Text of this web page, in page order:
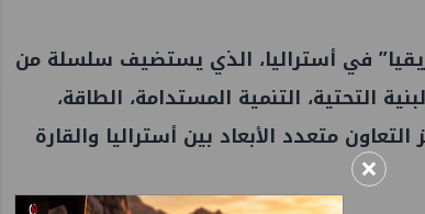
في أستراليا، الذي يستضيف سلسلة من
التحتية، التنمية المستدامة، الطاقة،
متعدد الأبعاد بين أستراليا والقارة
×